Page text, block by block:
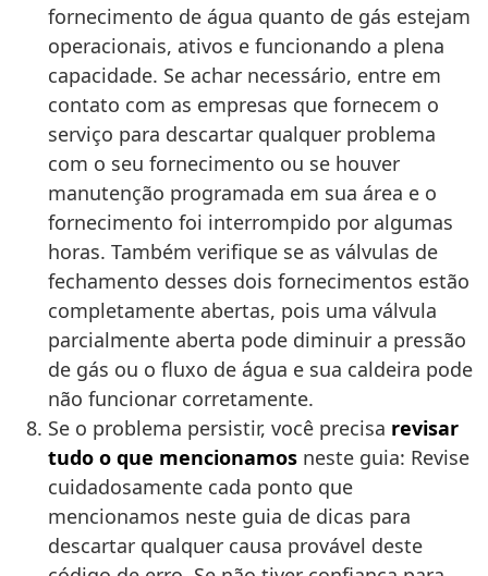
fornecimento de água quanto de gás estejam
operacionais, ativos e funcionando a plena
capacidade. Se achar necessário, entre em
contato com as empresas que fornecem o
serviço para descartar qualquer problema
com o seu fornecimento ou se houver
manutenção programada em sua área e o
fornecimento foi interrompido por algumas
horas. Também verifique se as válvulas de
fechamento desses dois fornecimentos estão
completamente abertas, pois uma válvula
parcialmente aberta pode diminuir a pressão
de gás ou o fluxo de água e sua caldeira pode
não funcionar corretamente.
Se o problema persistir, você precisa revisar
tudo o que mencionamos neste guia: Revise
cuidadosamente cada ponto que
mencionamos neste guia de dicas para
descartar qualquer causa provável deste